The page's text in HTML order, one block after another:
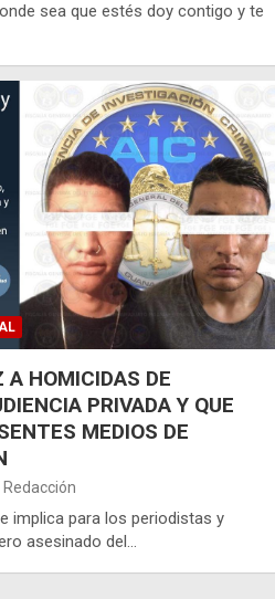
sea que estés doy contigo y te
A HOMICIDAS DE
PRIVADA Y QUE
MEDIOS DE
Redacción
implica para los periodistas y
asesinado del…